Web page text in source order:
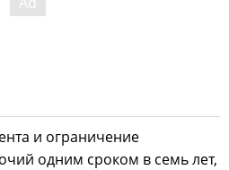
и ограничение
одним сроком в семь лет,